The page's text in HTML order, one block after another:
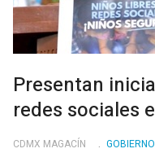
Presentan
redes sociales
CDMX MAGACÍN